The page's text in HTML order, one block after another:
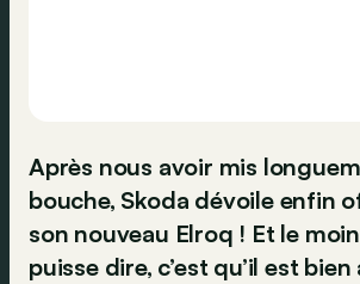
Après nous avoir mis
bouche, Skoda dévoile enfin
son nouveau Elroq ! Et le
puisse dire, c’est qu’il est